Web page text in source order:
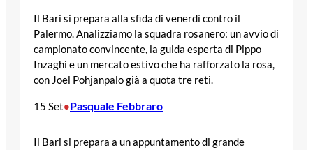
Il Bari si prepara alla sfida di venerdì contro il
Palermo. Analizziamo la squadra rosanero: un avvio di
campionato convincente, la guida esperta di Pippo
Inzaghi e un mercato estivo che ha rafforzato la rosa,
con Joel Pohjanpalo già a quota tre reti.
15 Set•Pasquale Febbraro
Il Bari si prepara a un appuntamento di grande